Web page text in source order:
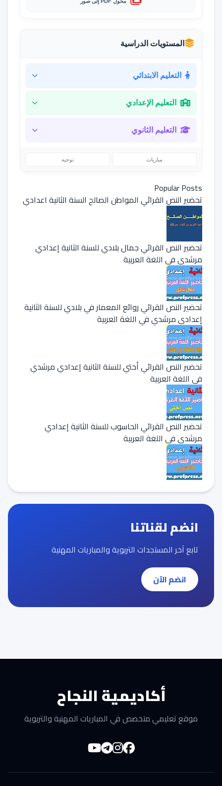
المستويات الدراسية
التعليم الابتدائي
التعليم الإعدادي
التعليم الثانوي
مباريات توجيه
Popular Posts
تحضير النص القرائي المواطن الصالح السنة الثانية اعدادي
تحضير النص القرائي جمال بلادي للسنة الثانية إعدادي
مرشدي في اللغة العربية
تحضير النص القرائي روائع المعمار في بلادي للسنة الثانية
إعدادي مرشدي في اللغة العربية
تحضير النص القرائي أختي للسنة الثانية إعدادي مرشدي
في اللغة العربية
تحضير النص القرائي الحاسوب للسنة الثانية إعدادي
مرشدي في اللغة العربية
انضم لقناتنا
تابع آخر المستجدات التربوية والمباريات المهنية
انضم الآن
أكاديمية النجاح
موقع تعليمي متخصص في المباريات المهنية والتربوية